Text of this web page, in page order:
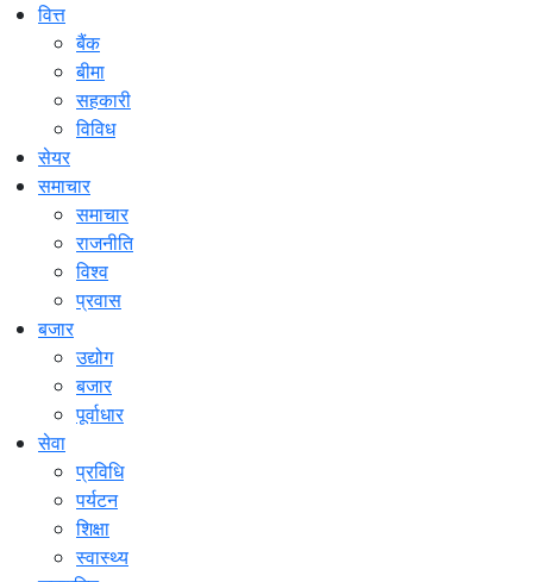
वित्त
बैंक
बीमा
सहकारी
विविध
सेयर
समाचार
समाचार
राजनीति
विश्व
प्रवास
बजार
उद्योग
बजार
पूर्वाधार
सेवा
प्रविधि
पर्यटन
शिक्षा
स्वास्थ्य